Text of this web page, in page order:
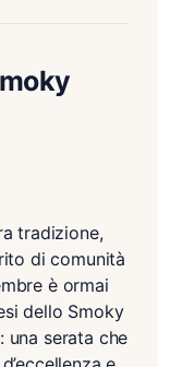
tradizione,
di comunità
è ormai
dello Smoky
una serata che